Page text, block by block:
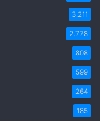
3.211
2.778
808
599
264
185